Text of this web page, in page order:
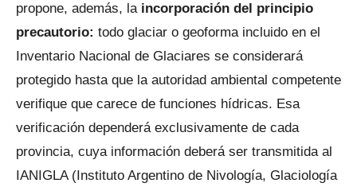
propone, además, laincorporación del principio
precautorio: todo glaciar o geoforma incluido en el
Inventario Nacional de Glaciares se considerará
protegido hasta que la autoridad ambiental competente
verifique que carece de funciones hídricas. Esa
verificación dependerá exclusivamente de cada
provincia, cuya información deberá ser transmitida al
IANIGLA (Instituto Argentino de Nivología, Glaciología